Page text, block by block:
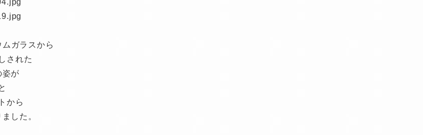
ガラスから
された
姿が
から
した。